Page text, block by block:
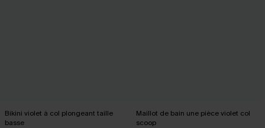
Bikini violet à col plongeant taille
basse
Maillot de bain une pièce violet col
scoop